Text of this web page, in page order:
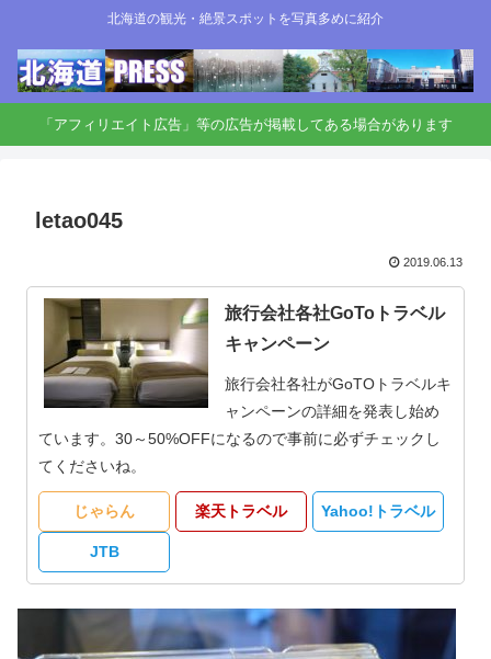
北海道の観光・絶景スポットを写真多めに紹介
「アフィリエイト広告」等の広告が掲載してある場合があります
letao045
2019.06.13
旅行会社各社GoToトラベル
キャンペーン
旅行会社各社がGoTOトラベルキ
ャンペーンの詳細を発表し始め
ています。30～50%OFFになるので事前に必ずチェックし
てくださいね。
じゃらん 楽天トラベル Yahoo!トラベル
JTB